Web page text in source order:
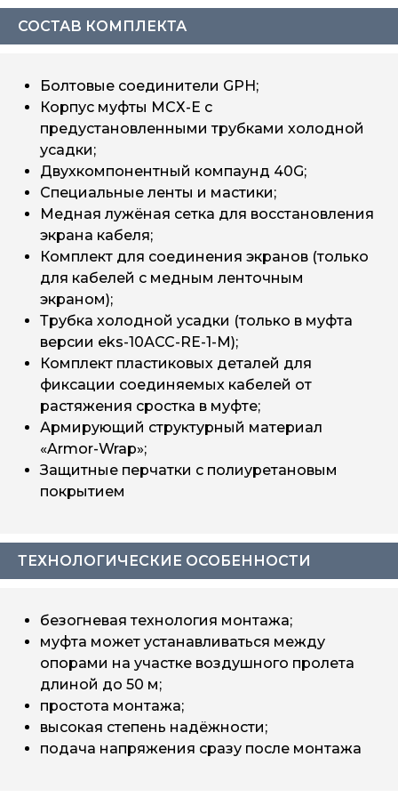
СОСТАВ КОМПЛЕКТА
Болтовые соединители GPH;
Корпус муфты МСХ-Е с
предустановленными трубками холодной
усадки;
Двухкомпонентный компаунд 40G;
Специальные ленты и мастики;
Медная лужёная сетка для восстановления
экрана кабеля;
Комплект для соединения экранов (только
для кабелей с медным ленточным
экраном);
Трубка холодной усадки (только в муфта
версии eks-10АСС-RE-1-М);
Комплект пластиковых деталей для
фиксации соединяемых кабелей от
растяжения сростка в муфте;
Армирующий структурный материал
«Armor-Wrap»;
Защитные перчатки с полиуретановым
покрытием
ТЕХНОЛОГИЧЕСКИЕ ОСОБЕННОСТИ
безогневая технология монтажа;
муфта может устанавливаться между
опорами на участке воздушного пролета
длиной до 50 м;
простота монтажа;
высокая степень надёжности;
подача напряжения сразу после монтажа